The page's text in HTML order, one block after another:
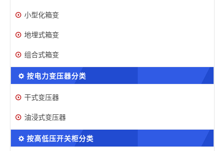
小型化箱变
地埋式箱变
组合式箱变
按电力变压器分类
干式变压器
油浸式变压器
按高低压开关柜分类